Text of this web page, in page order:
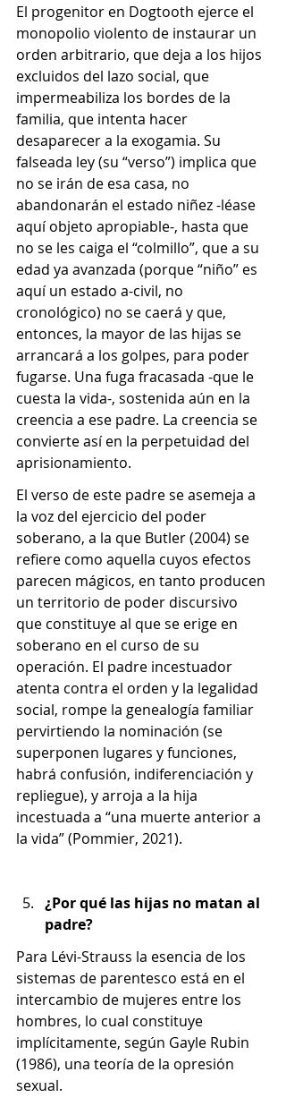
El progenitor en Dogtooth ejerce el
monopolio violento de instaurar un
orden arbitrario, que deja a los hijos
excluidos del lazo social, que
impermeabiliza los bordes de la
familia, que intenta hacer
desaparecer a la exogamia. Su
falseada ley (su “verso”) implica que
no se irán de esa casa, no
abandonarán el estado niñez -léase
aquí objeto apropiable-, hasta que
no se les caiga el “colmillo”, que a su
edad ya avanzada (porque “niño” es
aquí un estado a-civil, no
cronológico) no se caerá y que,
entonces, la mayor de las hijas se
arrancará a los golpes, para poder
fugarse. Una fuga fracasada -que le
cuesta la vida-, sostenida aún en la
creencia a ese padre. La creencia se
convierte así en la perpetuidad del
aprisionamiento.
El verso de este padre se asemeja a
la voz del ejercicio del poder
soberano, a la que Butler (2004) se
refiere como aquella cuyos efectos
parecen mágicos, en tanto producen
un territorio de poder discursivo
que constituye al que se erige en
soberano en el curso de su
operación. El padre incestuador
atenta contra el orden y la legalidad
social, rompe la genealogía familiar
pervirtiendo la nominación (se
superponen lugares y funciones,
habrá confusión, indiferenciación y
repliegue), y arroja a la hija
incestuada a “una muerte anterior a
la vida” (Pommier, 2021).
¿Por qué las hijas no matan al
padre?
Para Lévi-Strauss la esencia de los
sistemas de parentesco está en el
intercambio de mujeres entre los
hombres, lo cual constituye
implícitamente, según Gayle Rubin
(1986), una teoría de la opresión
sexual.